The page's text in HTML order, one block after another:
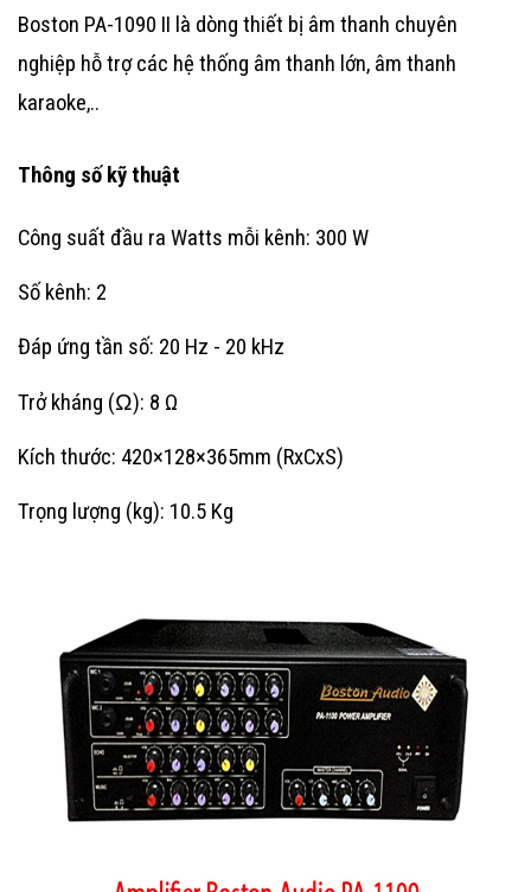
Boston PA-1090 II là dòng thiết bị âm thanh chuyên
nghiệp hỗ trợ các hệ thống âm thanh lớn, âm thanh
karaoke,..
Thông số kỹ thuật
Công suất đầu ra Watts mỗi kênh: 300 W
Số kênh: 2
Đáp ứng tần số: 20 Hz - 20 kHz
Trở kháng (Ω): 8 Ω
Kích thước: 420×128×365mm (RxCxS)
Trọng lượng (kg): 10.5 Kg